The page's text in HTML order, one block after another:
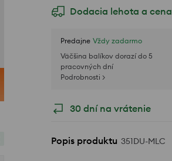
Dodacia lehota a cena
Predajne Vždy zadarmo
Väčšina balíkov dorazí do 5
pracovných dní
Podrobnosti >
30 dní na vrátenie
Popis produktu 351DU-MLC